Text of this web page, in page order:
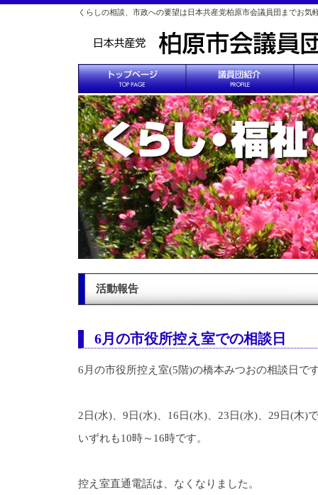
くらしの相談、市政への要望は日本共産党柏原市会議員団までお気
活動報告
6月の市役所控え室での相談日
6月の市役所控え室(5階)の橋本みつおの相談日で
2日(水)、9日(水)、16日(水)、23日(水)、29日(木)
いずれも10時～16時です。
控え室直通電話は、なくなりました。